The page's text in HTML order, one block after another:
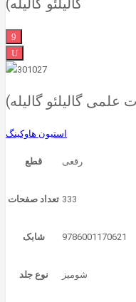
گالیلئو گالیله)
علمی گالیلئو گالیله)
استیون هاوکینگ
قطع
تعداد صفحات 333
شابک 9786001170621
نوع جلد شوميز